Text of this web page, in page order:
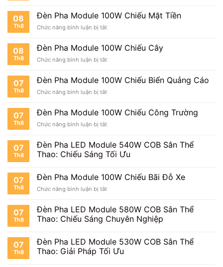
Cổng
Pha
Module
100W
Tòa
08
Th8
Đèn Pha Module 100W Chiếu Mặt Tiền
Chức năng bình luận bị tắtở
Pha
Module
100W
Mặt
08
Th8
Đèn Pha Module 100W Chiếu Cây
Chức năng bình luận bị tắtở
Pha
Module
100W
Cây
07
Th8
Đèn Pha Module 100W Chiếu Biển Quảng Cáo
Chức năng bình luận bị tắtở
Pha
Module
100W
Biển
Quảng
Cáo
07
Th8
Đèn Pha Module 100W Chiếu Công Trường
Chức năng bình luận bị tắtở
Pha
Module
100W
Công
07
Th8
Đèn Pha LED Module 540W COB Sân Thể
Thao: Chiếu Sáng Tối Ưu
07
Th8
Đèn Pha Module 100W Chiếu Bãi Đỗ Xe
Chức năng bình luận bị tắtở
Pha
Module
100W
Bãi
Đỗ
Xe
07
Th8
Đèn Pha LED Module 580W COB Sân Thể
Thao: Chiếu Sáng Chuyên Nghiệp
07
Th8
Đèn Pha LED Module 530W COB Sân Thể
Thao: Giải Pháp Tối Ưu